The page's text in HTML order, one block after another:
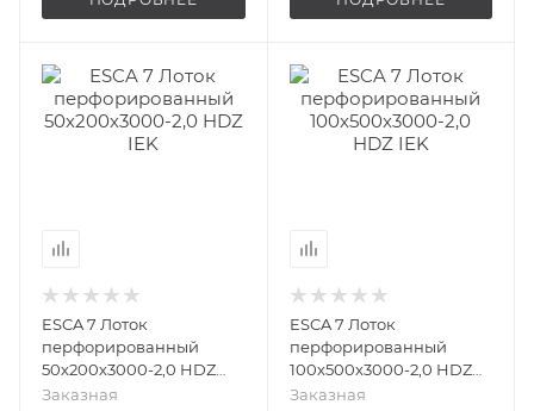
ESCA 7 Лоток
перфорированный
50х200х3000-2,0 HDZ
IEK
Заказная
ESCA 7 Лоток
перфорированный
100х500х3000-2,0 HDZ
IEK
Заказная